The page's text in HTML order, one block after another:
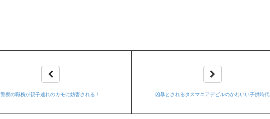
警察の職務が親子連れのカモに妨害される！ 凶暴とされるタスマニアデビルのかわいい子供時代